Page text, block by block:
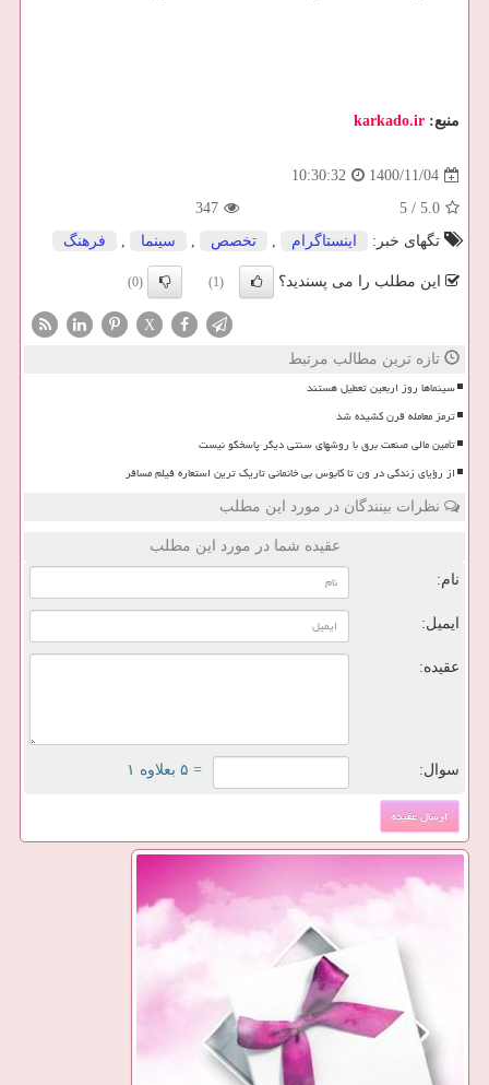
منبع: karkado.ir
1400/11/04
10:30:32
5.0
/
5
347
تگهای خبر:
اینستاگرام , تخصص , سینما , فرهنگ
این مطلب را می پسندید؟ (1)
(0)
X
تازه ترین مطالب مرتبط
سینماها روز اربعین تعطیل هستند
ترمز معامله قرن کشیده شد
تأمین مالی صنعت برق با روشهای سنتی دیگر پاسخگو نیست
از رؤیای زندگی در ون تا کابوس بی خانمانی تاریک ترین استعاره فیلم مسافر
نظرات بینندگان در مورد این مطلب
عقیده شما در مورد این مطلب
نام:
ایمیل:
عقیده:
سوال: = ۵ بعلاوه ۱